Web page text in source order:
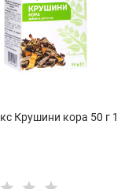
Крушини кора 50 г 1